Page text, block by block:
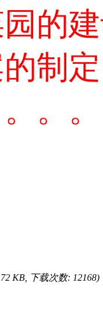
的
制
。。
KB, 下载次数: 12168)